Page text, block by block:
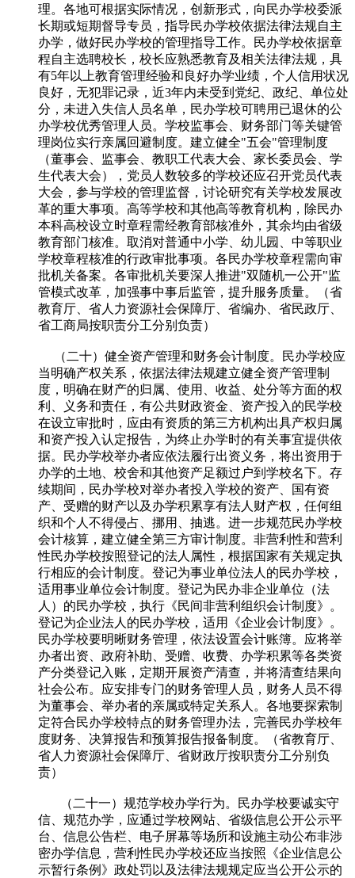
理。各地可根据实际情况，创新形式，向民办学校委派
长期或短期督导专员，指导民办学校依据法律法规自主
办学，做好民办学校的管理指导工作。民办学校依据章
程自主选聘校长，校长应熟悉教育及相关法律法规，具
有5年以上教育管理经验和良好办学业绩，个人信用状况
良好，无犯罪记录，近3年内未受到党纪、政纪、单位处
分，未进入失信人员名单，民办学校可聘用已退休的公
办学校优秀管理人员。学校监事会、财务部门等关键管
理岗位实行亲属回避制度。建立健全"五会"管理制度
（董事会、监事会、教职工代表大会、家长委员会、学
生代表大会），党员人数较多的学校还应召开党员代表
大会，参与学校的管理监督，讨论研究有关学校发展改
革的重大事项。高等学校和其他高等教育机构，除民办
本科高校设立时章程需经教育部核准外，其余均由省级
教育部门核准。取消对普通中小学、幼儿园、中等职业
学校章程核准的行政审批事项。各民办学校章程需向审
批机关备案。各审批机关要深人推进"双随机一公开"监
管模式改革，加强事中事后监管，提升服务质量。（省
教育厅、省人力资源社会保障厅、省编办、省民政厅、
省工商局按职责分工分别负责）
（二十）健全资产管理和财务会计制度。民办学校应
当明确产权关系，依据法律法规建立健全资产管理制
度，明确在财产的归属、使用、收益、处分等方面的权
利、义务和责任，有公共财政资金、资产投入的民学校
在设立审批时，应由有资质的第三方机构出具产权归属
和资产投入认定报告，为终止办学时的有关事宜提供依
据。民办学校举办者应依法履行出资义务，将出资用于
办学的土地、校舍和其他资产足额过户到学校名下。存
续期间，民办学校对举办者投入学校的资产、国有资
产、受赠的财产以及办学积累享有法人财产权，任何组
织和个人不得侵占、挪用、抽逃。进一步规范民办学校
会计核算，建立健全第三方审计制度。非营利性和营利
性民办学校按照登记的法人属性，根据国家有关规定执
行相应的会计制度。登记为事业单位法人的民办学校，
适用事业单位会计制度。登记为民办非企业单位（法
人）的民办学校，执行《民间非营利组织会计制度》。
登记为企业法人的民办学校，适用《企业会计制度》。
民办学校要明晰财务管理，依法设置会计账簿。应将举
办者出资、政府补助、受赠、收费、办学积累等各类资
产分类登记入账，定期开展资产清查，并将清查结果向
社会公布。应安排专门的财务管理人员，财务人员不得
为董事会、举办者的亲属或特定关系人。各地要探索制
定符合民办学校特点的财务管理办法，完善民办学校年
度财务、决算报告和预算报告报备制度。（省教育厅、
省人力资源社会保障厅、省财政厅按职责分工分别负
责）
（二十一）规范学校办学行为。民办学校要诚实守
信、规范办学，应通过学校网站、省级信息公开公示平
台、信息公告栏、电子屏幕等场所和设施主动公布非涉
密办学信息，营利性民办学校还应当按照《企业信息公
示暂行条例》政处罚以及法律法规规定应当公开公示的